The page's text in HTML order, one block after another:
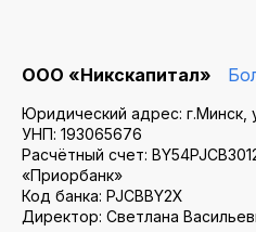
ООО «Никскапитал»
Юридический адрес: г.Минск,
УНП: 193065676
Расчётный счет:
«Приорбанк»
Код банка: PJCBBY2X
Директор: Светлана